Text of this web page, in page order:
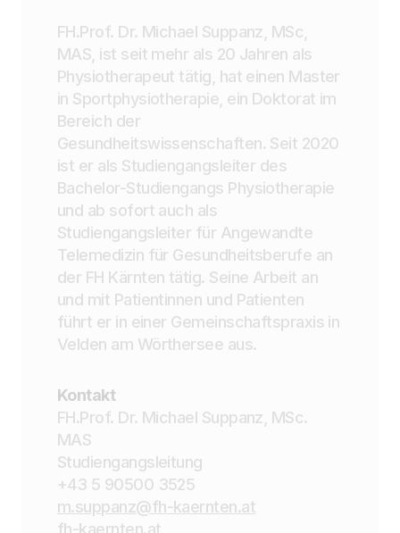
FH.Prof. Dr. Michael Suppanz, MSc,
MAS, ist seit mehr als 20 Jahren als
Physiotherapeut tätig, hat einen Master
in Sportphysiotherapie, ein Doktorat im
Bereich der
Gesundheitswissenschaften. Seit 2020
ist er als Studiengangsleiter des
Bachelor-Studiengangs Physiotherapie
und ab sofort auch als
Studiengangsleiter für Angewandte
Telemedizin für Gesundheitsberufe an
der FH Kärnten tätig. Seine Arbeit an
und mit Patientinnen und Patienten
führt er in einer Gemeinschaftspraxis in
Velden am Wörthersee aus.
Kontakt
FH.Prof. Dr. Michael Suppanz, MSc.
MAS
Studiengangsleitung
+43 5 90500 3525
m.suppanz@fh-kaernten.at
fh-kaernten.at